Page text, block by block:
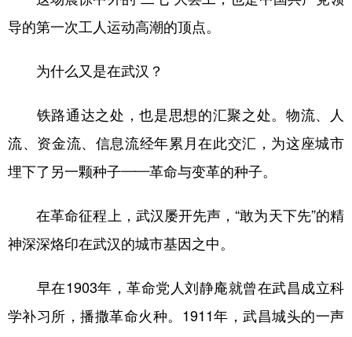
导的第一次工人运动高潮的顶点。
为什么又是在武汉？
铁路通达之处，也是思想的汇聚之处。物流、人
流、资金流、信息流经年累月在此交汇，为这座城市
埋下了另一颗种子——革命与变革的种子。
在革命征程上，武汉屡开先声，“敢为天下先”的精
神深深烙印在武汉的城市基因之中。
早在1903年，革命党人刘静庵就曾在武昌成立科
学补习所，播撒革命火种。1911年，武昌城头的一声